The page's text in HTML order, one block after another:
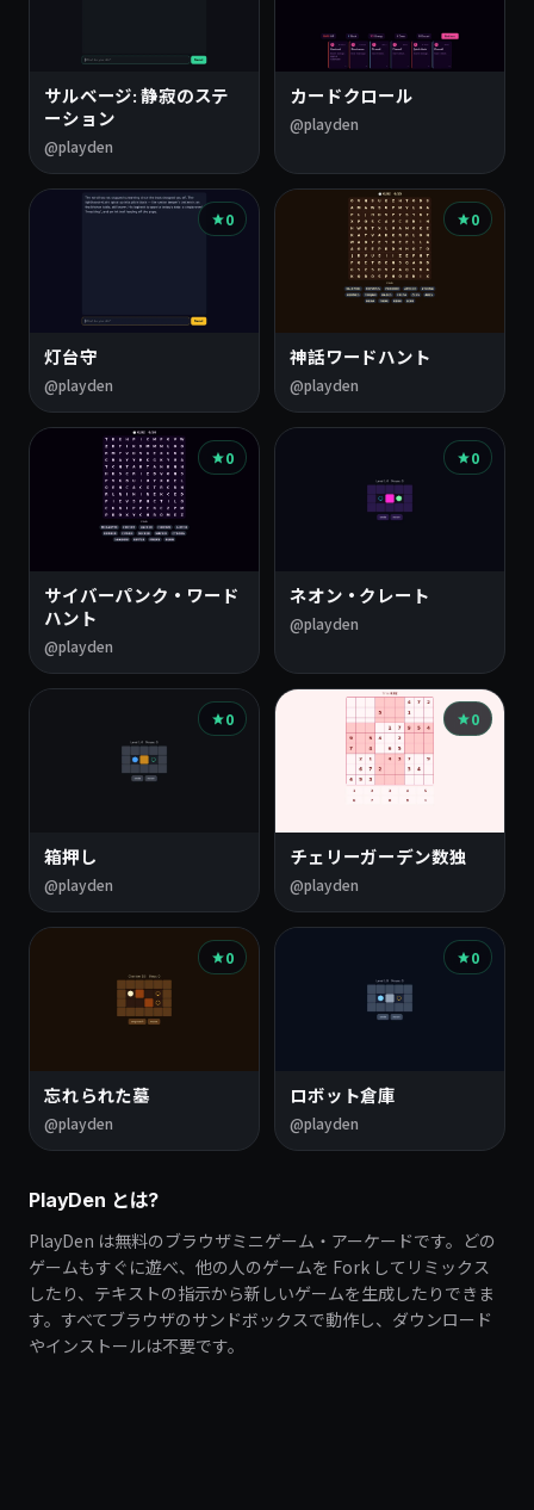
サルベージ: 静寂のステ
ーション
@playden
カードクロール
@playden
0
灯台守
@playden
0
神話ワードハント
@playden
0
サイバーパンク・ワード
ハント
@playden
0
ネオン・クレート
@playden
0
箱押し
@playden
0
チェリーガーデン数独
@playden
0
忘れられた墓
@playden
0
ロボット倉庫
@playden
PlayDen とは?
PlayDen は無料のブラウザミニゲーム・アーケードです。どの
ゲームもすぐに遊べ、他の人のゲームを Fork してリミックス
したり、テキストの指示から新しいゲームを生成したりできま
す。すべてブラウザのサンドボックスで動作し、ダウンロード
やインストールは不要です。